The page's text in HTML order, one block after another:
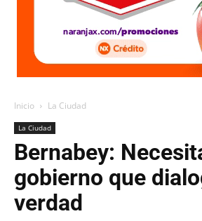
Inicio La Ciudad
La Ciudad
Bernabey:
gobierno que
verdad